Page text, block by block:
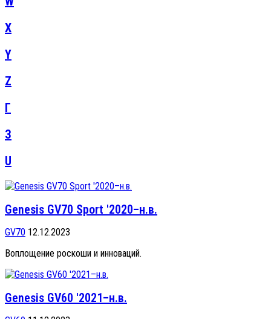
X
Y
Z
Г
З
U
Genesis GV70 Sport '2020–н.в.
GV70 12.12.2023
Воплощение роскоши и инноваций.
Genesis GV60 '2021–н.в.